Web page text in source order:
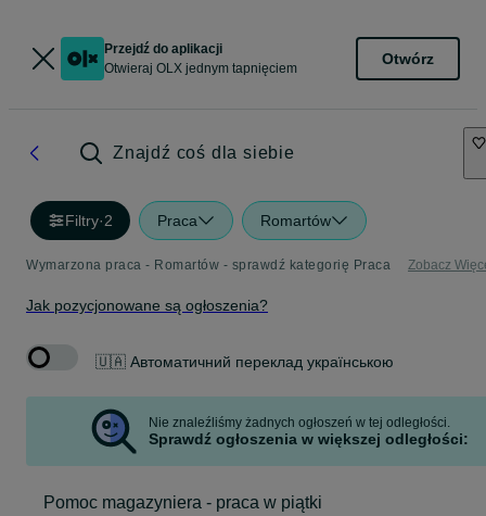
Przejdź do aplikacji
Otwieraj OLX jednym tapnięciem
Otwórz
Znajdź coś dla siebie
Filtry·2 Praca Romartów
Wymarzona praca - Romartów - sprawdź kategorię Praca Zobacz
Jak pozycjonowane są ogłoszenia?
🇺🇦 Автоматичний переклад українською
Nie znaleźliśmy żadnych ogłoszeń w tej odległości.
Sprawdź ogłoszenia w większej odległości:
Pomoc magazyniera - praca w piątki